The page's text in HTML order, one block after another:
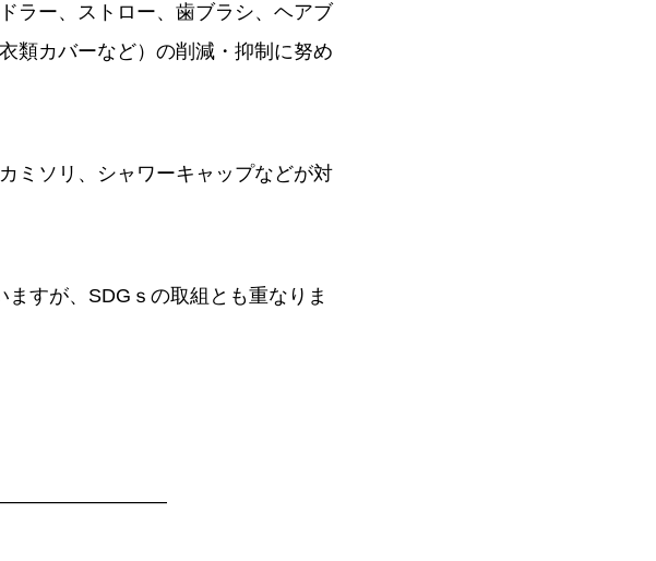
ラー、ストロー、歯ブラシ、ヘアブ
類カバーなど）の削減・抑制に努め
ミソリ、シャワーキャップなどが対
すが、SDGｓの取組とも重なりま